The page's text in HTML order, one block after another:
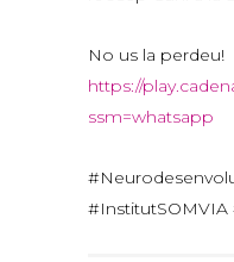
No us la perdeu!
https://
ssm=whatsapp